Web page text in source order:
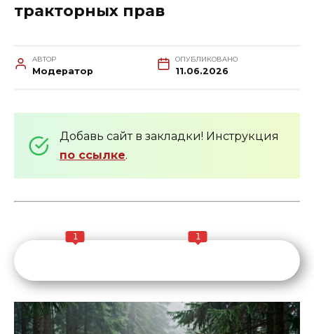
тракторных прав
АВТОР
Модератор
ОПУБЛИКОВАНО
11.06.2026
Добавь сайт в закладки! Инструкция
по ссылке.
1 1